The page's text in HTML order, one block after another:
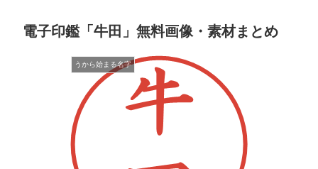
電子印鑑「牛田」無料画像・素材まとめ
うから始まる名字